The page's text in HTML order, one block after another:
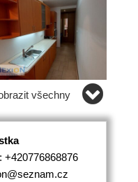
všechny
+420776868876